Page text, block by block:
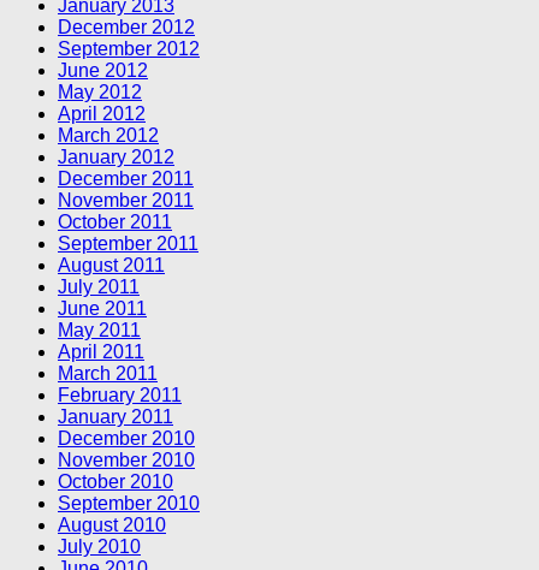
January 2013
December 2012
September 2012
June 2012
May 2012
April 2012
March 2012
January 2012
December 2011
November 2011
October 2011
September 2011
August 2011
July 2011
June 2011
May 2011
April 2011
March 2011
February 2011
January 2011
December 2010
November 2010
October 2010
September 2010
August 2010
July 2010